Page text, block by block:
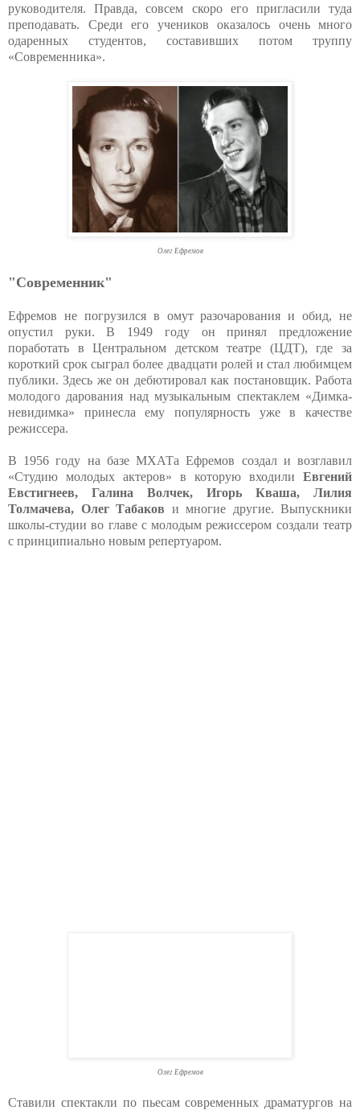
руководителя. Правда, совсем скоро его пригласили туда
преподавать. Среди его учеников оказалось очень много
одаренных студентов, составивших потом труппу
«Современника».
Олег Ефремов
"Современник"
Ефремов не погрузился в омут разочарования и обид, не
опустил руки. В 1949 году он принял предложение
поработать в Центральном детском театре (ЦДТ), где за
короткий срок сыграл более двадцати ролей и стал любимцем
публики. Здесь же он дебютировал как постановщик. Работа
молодого дарования над музыкальным спектаклем «Димка-
невидимка» принесла ему популярность уже в качестве
режиссера.
В 1956 году на базе МХАТа Ефремов создал и возглавил
«Студию молодых актеров» в которую входили Евгений
Евстигнеев, Галина Волчек, Игорь Кваша, Лилия
Толмачева, Олег Табаков и многие другие. Выпускники
школы-студии во главе с молодым режиссером создали театр
с принципиально новым репертуаром.
Олег Ефремов
Ставили спектакли по пьесам современных драматургов на